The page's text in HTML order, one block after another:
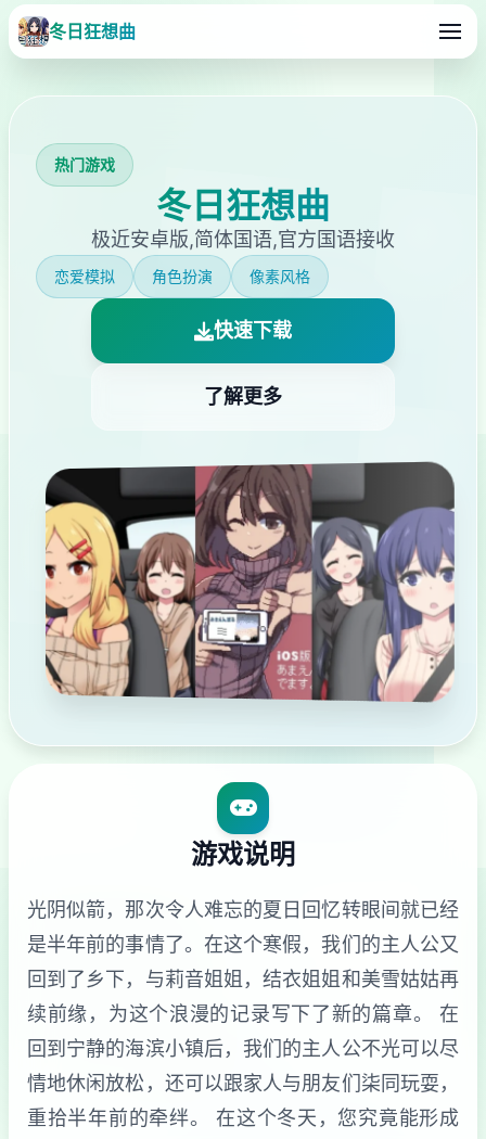
冬日狂想曲
热门游戏
冬日狂想曲
极近安卓版,简体国语,官方国语接收
恋爱模拟 角色扮演 像素风格
快速下载
了解更多
游戏说明
光阴似箭，那次令人难忘的夏日回忆转眼间就已经
是半年前的事情了。在这个寒假，我们的主人公又
回到了乡下，与莉音姐姐，结衣姐姐和美雪姑姑再
续前缘，为这个浪漫的记录写下了新的篇章。 在
回到宁静的海滨小镇后，我们的主人公不光可以尽
情地休闲放松，还可以跟家人与朋友们柒同玩耍，
重拾半年前的牵绊。 在这个冬天，您究竟能形成